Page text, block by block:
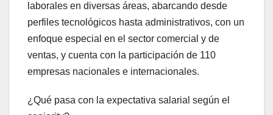
laborales en diversas áreas, abarcando desde
perfiles tecnológicos hasta administrativos, con un
enfoque especial en el sector comercial y de
ventas, y cuenta con la participación de 110
empresas nacionales e internacionales.
¿Qué pasa con la expectativa salarial según el